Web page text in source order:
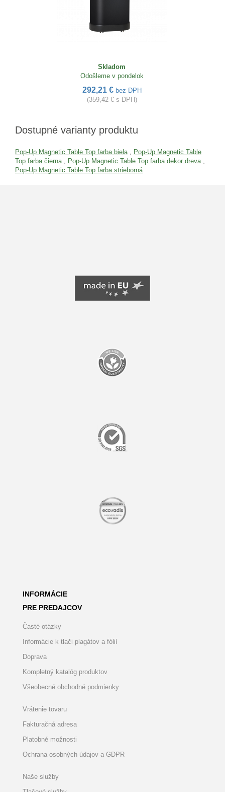
Skladom
Odošleme v pondelok
292,21 € bez DPH
(359,42 € s DPH)
Dostupné varianty produktu
Pop-Up Magnetic Table Top farba biela
Pop-Up Magnetic Table
Top farba čierna
Pop-Up Magnetic Table Top farba dekor dreva
Pop-Up Magnetic Table Top farba strieborná
INFORMÁCIE
PRE PREDAJCOV
Časté otázky
Informácie k tlači plagátov a fólií
Doprava
Kompletný katalóg produktov
Všeobecné obchodné podmienky
Vrátenie tovaru
Fakturačná adresa
Platobné možnosti
Ochrana osobných údajov a GDPR
Naše služby